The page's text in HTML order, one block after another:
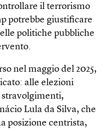
il terrorismo
potrebbe giustificare
politiche pubbliche
nel maggio del 2025,
alle elezioni
stravolgimenti,
Lula da Silva, che
posizione centrista,